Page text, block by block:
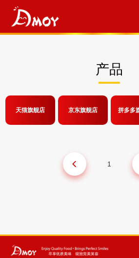
产品
天猫旗舰店 京东旗舰店 拼多多
1